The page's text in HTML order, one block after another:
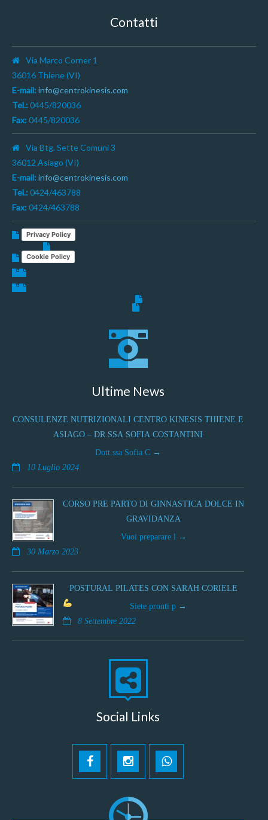
Contatti
Via Marco Corner 1
36016 Thiene (VI)
E-mail: info@centrokinesis.com
Tel.: 0445/820036
Fax: 0445/820036
Via Btg. Sette Comuni 3
36012 Asiago (VI)
E-mail: info@centrokinesis.com
Tel.: 0424/463788
Fax: 0424/463788
Privacy Policy
Cookie Policy
Ultime News
CONSULENZE NUTRIZIONALI CENTRO KINESIS THIENE E
ASIAGO – DR.SSA SOFIA COSTANTINI
Dott.ssa Sofia C
10 Luglio 2024
CORSO PRE PARTO DI GINNASTICA DOLCE IN
GRAVIDANZA
Vuoi preparare l
30 Marzo 2023
POSTURAL PILATES CON SARAH CORIELE
Siete pronti p
8 Settembre 2022
Social Links